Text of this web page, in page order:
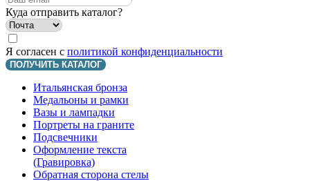
Куда отправить каталог?
Я согласен с политикой конфиденциальности
ПОЛУЧИТЬ КАТАЛОГ
Итальянская бронза
Медальоны и рамки
Вазы и лампадки
Портреты на граните
Подсвечники
Оформление текста
(Гравировка)
Обратная сторона стелы